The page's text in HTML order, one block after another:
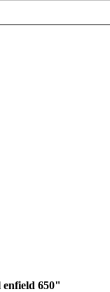
650"